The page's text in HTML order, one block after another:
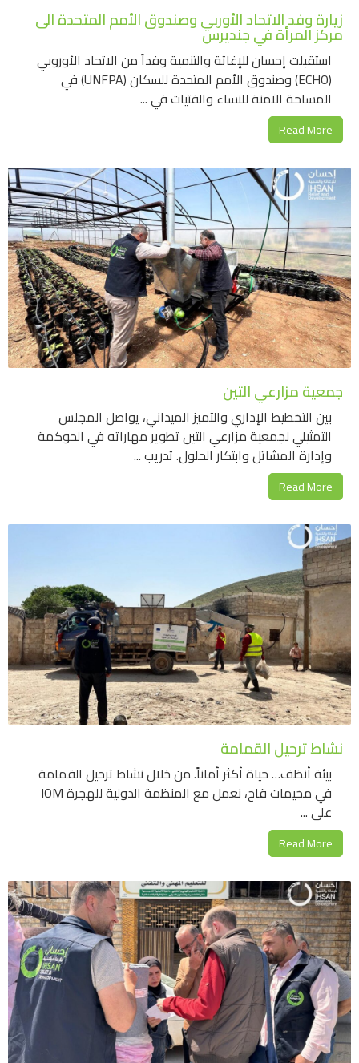
زيارة وفد الاتحاد الأوربي وصندوق الأمم المتحدة الى
مركز المرأة في جنديرس
استقبلت إحسان للإغاثة والتنمية وفداً من الاتحاد الأوروبي
(ECHO) وصندوق الأمم المتحدة للسكان (UNFPA) في
المساحة الآمنة للنساء والفتيات في ...
Read More
جمعية مزارعي التين
بين التخطيط الإداري والتميز الميداني، يواصل المجلس
التمثيلي لجمعية مزارعي التين تطوير مهاراته في الحوكمة
وإدارة المشاتل وابتكار الحلول. تدريب ...
Read More
نشاط ترحيل القمامة
بيئة أنظف… حياة أكثر أماناً. من خلال نشاط ترحيل القمامة
في مخيمات قاح، نعمل مع المنظمة الدولية للهجرة IOM
على ...
Read More